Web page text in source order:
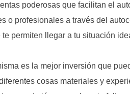
poderosas que facilitan el
o profesionales a través del
permiten llegar a tu situación
es la mejor inversión que
cosas materiales y